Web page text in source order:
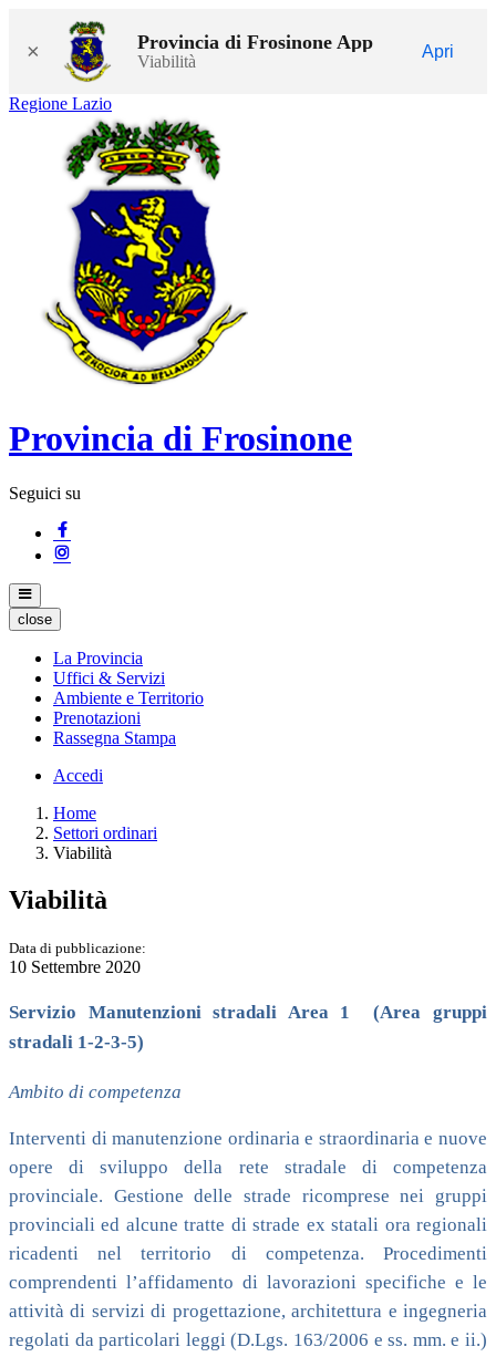
× Provincia di Frosinone App
Viabilità
Apri
Regione Lazio
Provincia di Frosinone
Seguici su
close
La Provincia
Uffici & Servizi
Ambiente e Territorio
Prenotazioni
Rassegna Stampa
Accedi
Home
Settori ordinari
Viabilità
Viabilità
Data di pubblicazione:
10 Settembre 2020
Servizio Manutenzioni stradali Area 1 (Area gruppi
stradali 1-2-3-5)
Ambito di competenza
Interventi di manutenzione ordinaria e straordinaria e nuove
opere di sviluppo della rete stradale di competenza
provinciale. Gestione delle strade ricomprese nei gruppi
provinciali ed alcune tratte di strade ex statali ora regionali
ricadenti nel territorio di competenza. Procedimenti
comprendenti l’affidamento di lavorazioni specifiche e le
attività di servizi di progettazione, architettura e ingegneria
regolati da particolari leggi (D.Lgs. 163/2006 e ss. mm. e ii.)